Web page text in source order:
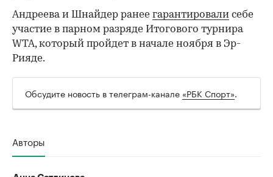
00:00 00:00
Андреева и Шнайдер ранее гарантировали себе
участие в парном разряде Итогового турнира
WTA, который пройдет в начале ноября в Эр-
Рияде.
Обсудите новость в телеграм-канале «РБК Спорт».
Авторы